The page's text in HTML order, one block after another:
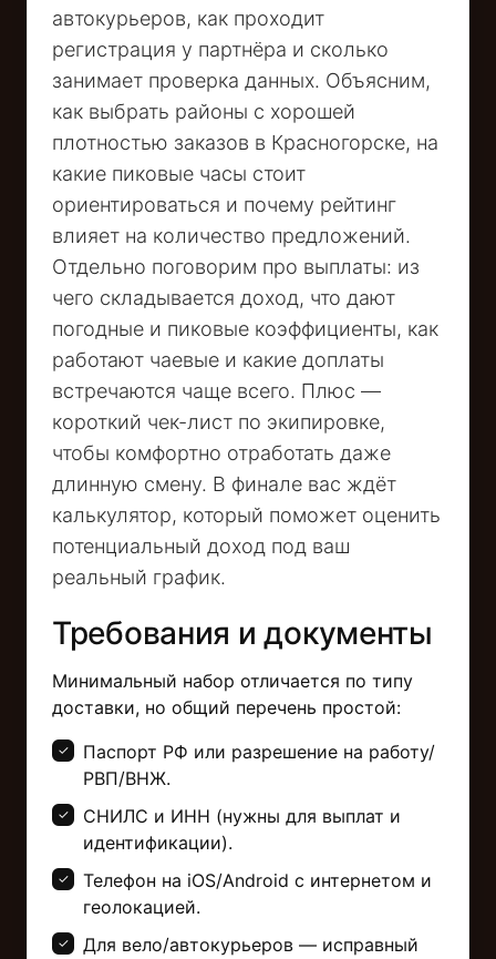
автокурьеров, как проходит
регистрация у партнёра и сколько
занимает проверка данных. Объясним,
как выбрать районы с хорошей
плотностью заказов в Красногорске, на
какие пиковые часы стоит
ориентироваться и почему рейтинг
влияет на количество предложений.
Отдельно поговорим про выплаты: из
чего складывается доход, что дают
погодные и пиковые коэффициенты, как
работают чаевые и какие доплаты
встречаются чаще всего. Плюс —
короткий чек-лист по экипировке,
чтобы комфортно отработать даже
длинную смену. В финале вас ждёт
калькулятор, который поможет оценить
потенциальный доход под ваш
реальный график.
Требования и документы
Минимальный набор отличается по типу
доставки, но общий перечень простой:
Паспорт РФ или разрешение на работу/
РВП/ВНЖ.
СНИЛС и ИНН (нужны для выплат и
идентификации).
Телефон на iOS/Android с интернетом и
геолокацией.
Для вело/автокурьеров — исправный